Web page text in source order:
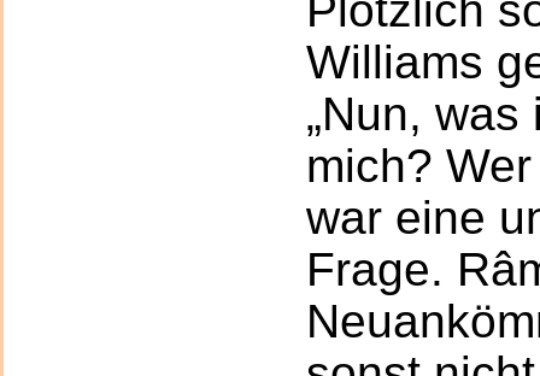
Williams
„Nun,
mich?
war eine
Frage.